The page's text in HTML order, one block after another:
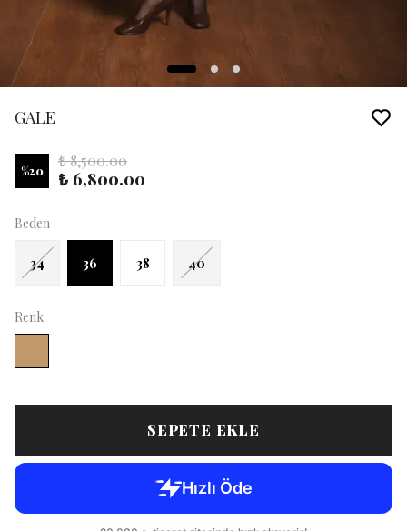
GALE
%20
₺ 8,500.00
₺ 6,800.00
Beden
34 36 38 40
Renk
SEPETE EKLE